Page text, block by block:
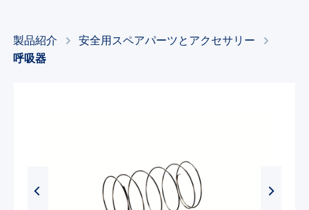
製品紹介
安全用スペアパーツとアクセサリー​
呼吸器